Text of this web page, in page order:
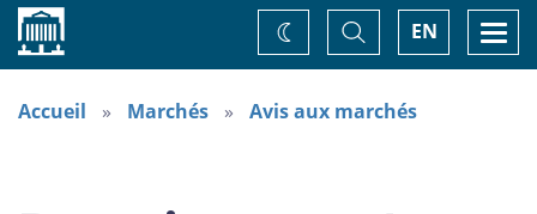
Accueil EN
Basculer
la
recherche
Changez
de
Accueil Marchés Avis aux marchés